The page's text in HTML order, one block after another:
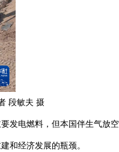
段敏夫 摄
发电燃料，但本国伴生气放
和经济发展的瓶颈。